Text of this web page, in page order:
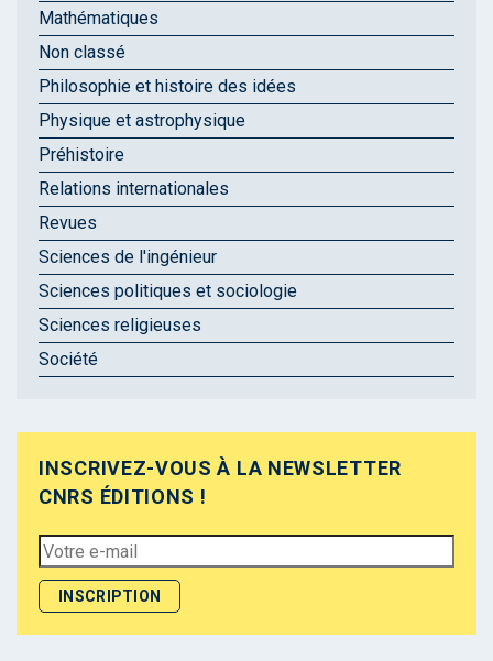
Mathématiques
Non classé
Philosophie et histoire des idées
Physique et astrophysique
Préhistoire
Relations internationales
Revues
Sciences de l'ingénieur
Sciences politiques et sociologie
Sciences religieuses
Société
INSCRIVEZ-VOUS À LA NEWSLETTER
CNRS ÉDITIONS !